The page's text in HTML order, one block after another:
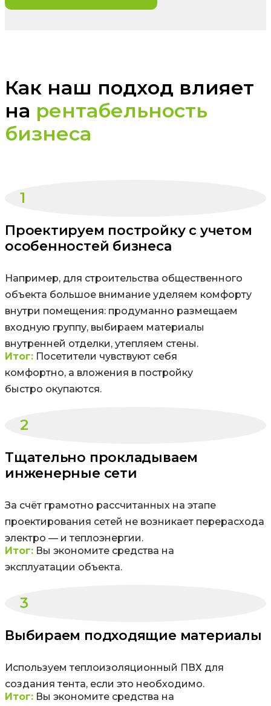
Как наш подход влияет
на рентабельность
бизнеса
1
Проектируем постройку с учетом
особенностей бизнеса
Например, для строительства общественного
объекта большое внимание уделяем комфорту
внутри помещения: продуманно размещаем
входную группу, выбираем материалы
внутренней отделки, утепляем стены.
Итог: Посетители чувствуют себя
комфортно, а вложения в постройку
быстро окупаются.
2
Тщательно прокладываем
инженерные сети
За счёт грамотно рассчитанных на этапе
проектирования сетей не возникает перерасхода
электро — и теплоэнергии.
Итог: Вы экономите средства на
эксплуатации объекта.
3
Выбираем подходящие материалы
Используем теплоизоляционный ПВХ для
создания тента, если это необходимо.
Итог: Вы экономите средства на